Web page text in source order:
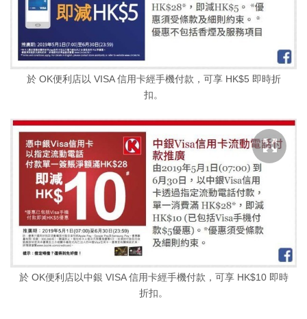
於 OK便利店以 VISA 信用卡經手機付款，可享 HK$5 即時折
扣。
於 OK便利店以中銀 VISA 信用卡經手機付款，可享 HK$10 即時
折扣。